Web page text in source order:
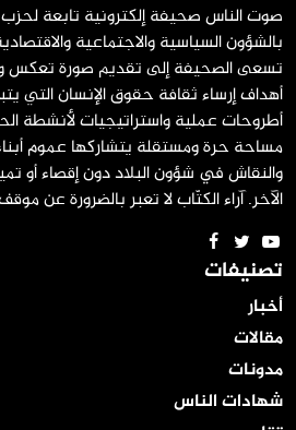
صوت الناس صحيفة إلكترونية تابعة
بالشؤون السياسية والاجتماعية
تسعى الصحيفة إلى تقديم صورة تعكس
أهداف إرساء ثقافة حقوق الإنسان التي
أطروحات عملية واستراتيجيات لأنشطة
مساحة حرة ومستقلة يتشاركها عموم أبناء
والنقاش في شؤون البلاد دون إقصاء أو
الآخر. آراء الكتّاب لا تعبر بالضرورة عن
تصنيفات
أخبار
مقالات
مدونات
شهادات الناس